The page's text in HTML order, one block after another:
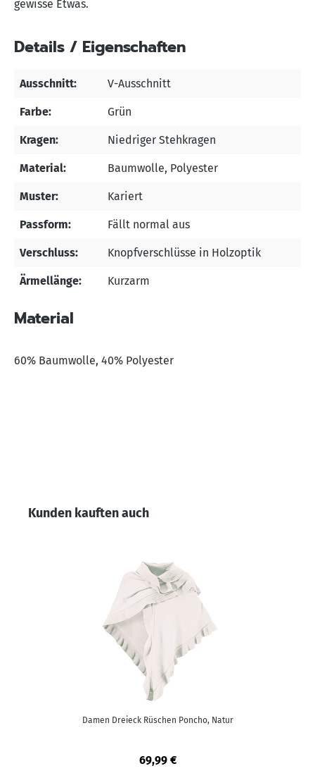
gewisse Etwas.
Details / Eigenschaften
Ausschnitt: V-Ausschnitt
Farbe: Grün
Kragen: Niedriger Stehkragen
Material: Baumwolle, Polyester
Muster: Kariert
Passform: Fällt normal aus
Verschluss: Knopfverschlüsse in Holzoptik
Ärmellänge: Kurzarm
Material
60% Baumwolle, 40% Polyester
Produktgalerie überspringen
Kunden kauften auch
Damen Dreieck Rüschen Poncho, Natur
69,99 €